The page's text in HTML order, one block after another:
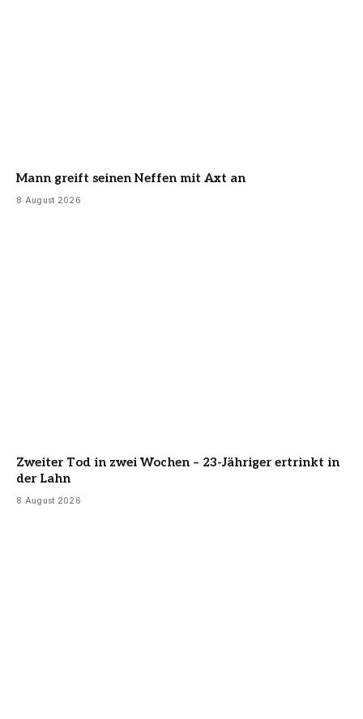
Mann greift seinen Neffen mit Axt an
8 August 2026
Zweiter Tod in zwei Wochen – 23-Jähriger ertrinkt in
der Lahn
8 August 2026